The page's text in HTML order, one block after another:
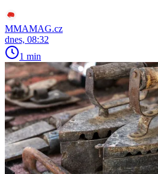
MMAMAG.cz
dnes, 08:32
1 min